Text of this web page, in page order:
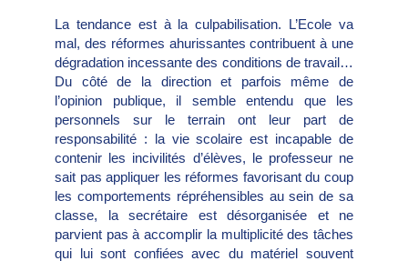
La tendance est à la culpabilisation. L’Ecole va
mal, des réformes ahurissantes contribuent à une
dégradation incessante des conditions de travail…
Du côté de la direction et parfois même de
l’opinion publique, il semble entendu que les
personnels sur le terrain ont leur part de
responsabilité : la vie scolaire est incapable de
contenir les incivilités d’élèves, le professeur ne
sait pas appliquer les réformes favorisant du coup
les comportements répréhensibles au sein de sa
classe, la secrétaire est désorganisée et ne
parvient pas à accomplir la multiplicité des tâches
qui lui sont confiées avec du matériel souvent